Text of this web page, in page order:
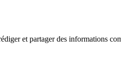
et partager des informations